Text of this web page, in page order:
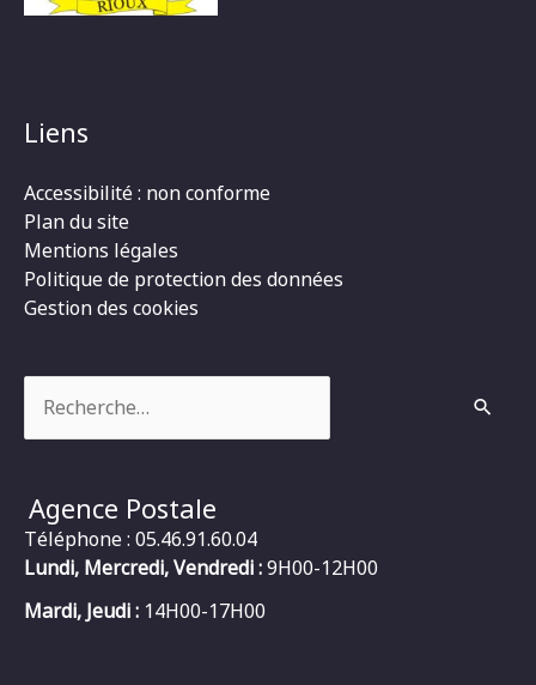
Liens
Accessibilité : non conforme
Plan du site
Mentions légales
Politique de protection des données
Gestion des cookies
Agence Postale
Téléphone : 05.46.91.60.04
Lundi, Mercredi, Vendredi :9H00-12H00
Mardi, Jeudi : 14H00-17H00